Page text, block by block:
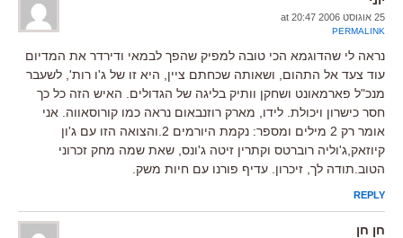
25 אוגוסט 2006 at 20:47
PERMALINK
נראה לי שהדוגמא הכי טובה למפיק שהפך לבמאי ודירדר את המדיום
עוד צעד אל התהום, ושאותה שכחתם ציין, היא זו של ג'ו רות', לשעבר
מנכ"ל פארמאונט ושחקן וותיק בליגה של הגדולים. האיש הזה כל כך
חסר כישרון ויכולת. לידו, מארק רוזנבאום נראה כמו קורוסאווה. אני
אומר רק 2 מילים ומספר: נקמת היורמים 2.והצואה הזו עם ג'ון
קיוזאק,ג'וליה רוברטס וקתרין זיטה ג'ונס, שאת שמה מחק זכרוני
הטוב.תודה לך, זיכרון. עדיף פורנו עם חיות משק.
REPLY
חן חן